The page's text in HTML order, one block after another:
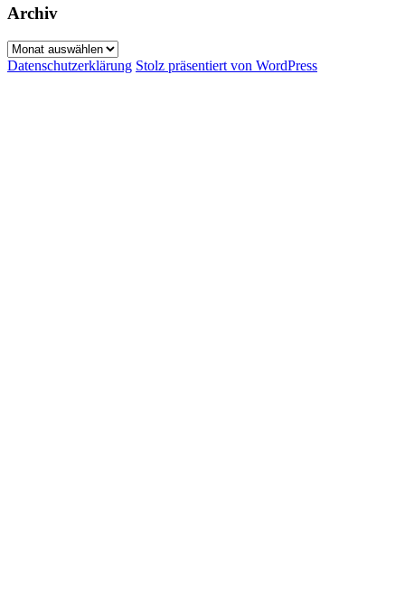
Archiv
Archiv
Datenschutzerklärung Stolz präsentiert von WordPress